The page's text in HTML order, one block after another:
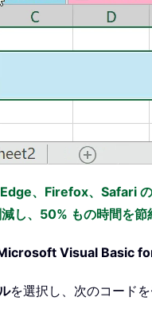
、Firefox、Safari
し、50% もの時間を節
Visual Basic
を選択し、次のコードを